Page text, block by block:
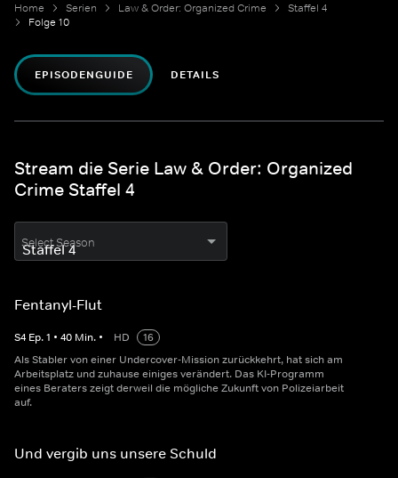
Home Serien Law & Order: Organized Crime
Staffel 4
Folge 10
EPISODENGUIDE DETAILS
Stream die Serie Law & Order: Organized
Crime Staffel 4
Select Season
Fentanyl-Flut
S4 Ep.1 • 40 Min. • HD
16
Als Stabler von einer Undercover-Mission zurückkehrt, hat sich am
Arbeitsplatz und zuhause einiges verändert. Das KI-Programm
eines Beraters zeigt derweil die mögliche Zukunft von Polizeiarbeit
auf.
Und vergib uns unsere Schuld